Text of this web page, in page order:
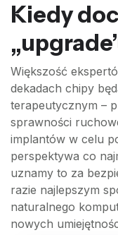
Kiedy
Większość
dekadach chipy
terapeutycznym –
sprawności
implantów w celu
perspektywa co
uznamy to za
razie najlepszym
naturalnego
nowych